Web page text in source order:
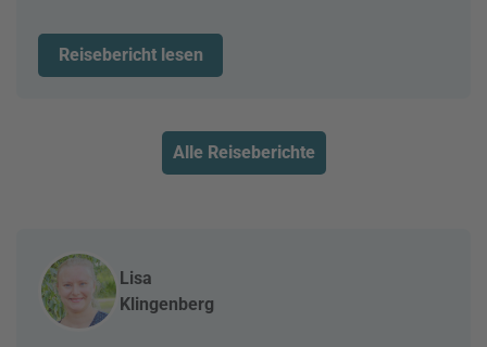
Reisebericht lesen
Alle Reiseberichte
Lisa
Klingenberg